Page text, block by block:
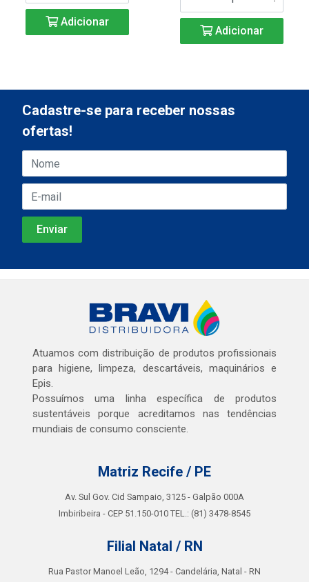
Adicionar
Adicionar
Cadastre-se para receber nossas
ofertas!
Atuamos com distribuição de produtos profissionais
para higiene, limpeza, descartáveis, maquinários e
Epis.
Possuímos uma linha específica de produtos
sustentáveis porque acreditamos nas tendências
mundiais de consumo consciente.
Matriz Recife / PE
Av. Sul Gov. Cid Sampaio, 3125 - Galpão 000A
Imbiribeira - CEP 51.150-010 TEL.: (81) 3478-8545
Filial Natal / RN
Rua Pastor Manoel Leão, 1294 - Candelária, Natal - RN